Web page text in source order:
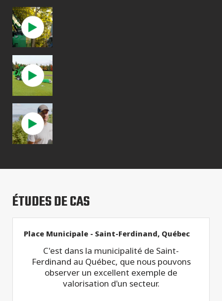
ÉTUDES DE CAS
Place Municipale - Saint-Ferdinand, Québec
C'est dans la municipalité de Saint-
Ferdinand au Québec, que nous pouvons
observer un excellent exemple de
valorisation d'un secteur.